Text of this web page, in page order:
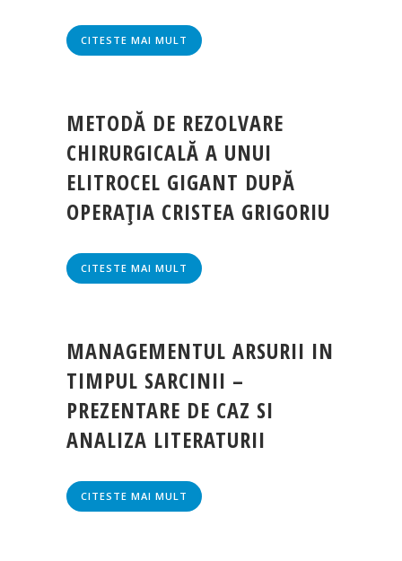
CITESTE MAI MULT
METODĂ DE REZOLVARE
CHIRURGICALĂ A UNUI
ELITROCEL GIGANT DUPĂ
OPERAŢIA CRISTEA GRIGORIU
CITESTE MAI MULT
MANAGEMENTUL ARSURII IN
TIMPUL SARCINII –
PREZENTARE DE CAZ SI
ANALIZA LITERATURII
CITESTE MAI MULT